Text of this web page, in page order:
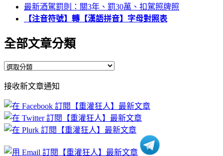
最新酒駕罰則：關3年、罰30萬、扣駕照牌照
【注音符號】轉【漢語拼音】字母對照表
全部文章分類
全
文
章
分
類
接收新文章通知